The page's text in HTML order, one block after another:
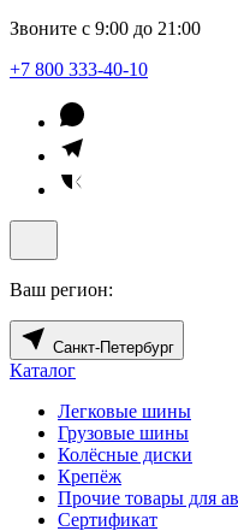
Звоните с 9:00 до 21:00
+7 800 333-40-10
Ваш регион:
Санкт-Петербург
Каталог
Легковые шины
Грузовые шины
Колёсные диски
Крепёж
Прочие товары для
Сертификат